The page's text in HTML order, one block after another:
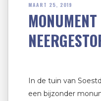
MAART 25, 2019
In de tuin van
een bijzonder